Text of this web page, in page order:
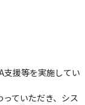
支援等を実施してい
ていただき、シス